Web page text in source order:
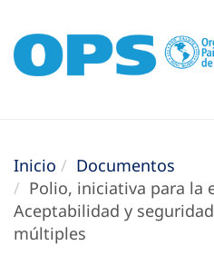
Inicio
Documentos
Polio, iniciativa para la
Aceptabilidad y
múltiples